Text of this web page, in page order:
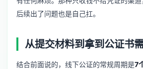
后续出了问题也是自己扛。
从提交材料到拿到公证书
结合前面说的，线下公证的常规周期是7